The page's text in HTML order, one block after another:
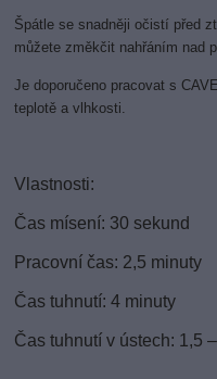
Špátle se snadněji očistí před
můžete změkčit nahřáním nad
Je doporučeno pracovat s
teplotě a vlhkosti.
Vlastnosti:
Čas mísení: 30 sekund
Pracovní čas: 2,5 minuty
Čas tuhnutí: 4 minuty
Čas tuhnutí v ústech: 1,5